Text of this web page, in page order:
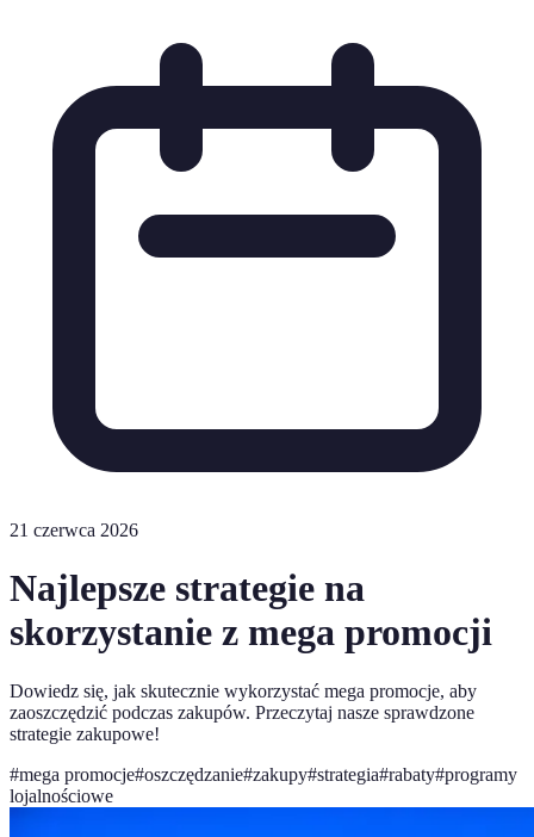
21 czerwca 2026
Najlepsze strategie na
skorzystanie z mega promocji
Dowiedz się, jak skutecznie wykorzystać mega promocje, aby
zaoszczędzić podczas zakupów. Przeczytaj nasze sprawdzone
strategie zakupowe!
#mega promocje#oszczędzanie#zakupy#strategia#rabaty#programy
lojalnościowe